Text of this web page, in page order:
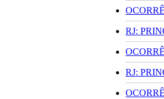
RJ:
RJ: